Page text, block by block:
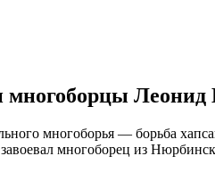
многоборцы
многоборья — борьба
многоборец из